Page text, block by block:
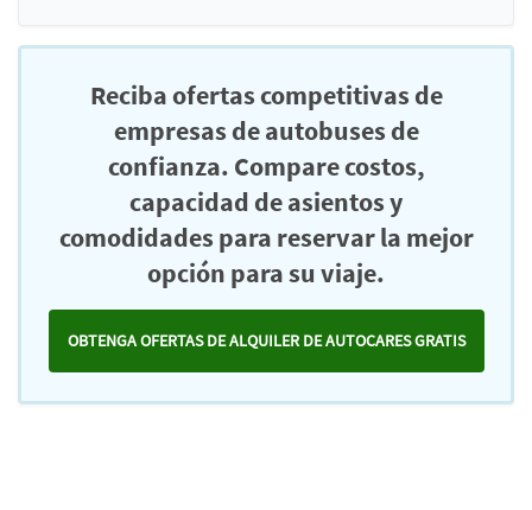
Reciba ofertas competitivas de
empresas de autobuses de
confianza. Compare costos,
capacidad de asientos y
comodidades para reservar la mejor
opción para su viaje.
OBTENGA OFERTAS DE ALQUILER DE AUTOCARES GRATIS